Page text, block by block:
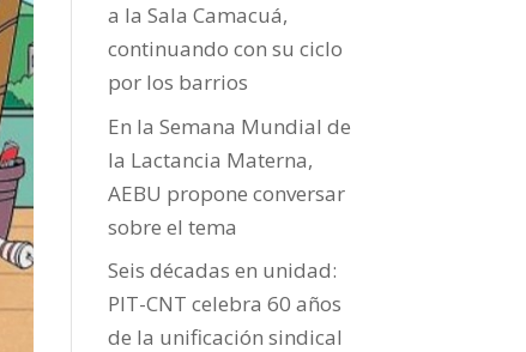
a la Sala Camacuá,
continuando con su ciclo
por los barrios
En la Semana Mundial de
la Lactancia Materna,
AEBU propone conversar
sobre el tema
Seis décadas en unidad:
PIT-CNT celebra 60 años
de la unificación sindical